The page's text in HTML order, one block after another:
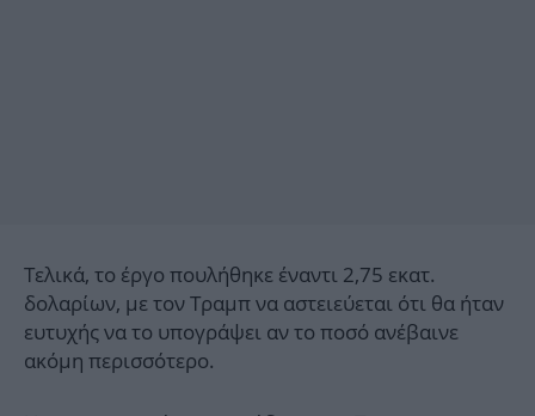
Τελικά, το έργο πουλήθηκε έναντι 2,75 εκατ.
δολαρίων, με τον Τραμπ να αστειεύεται ότι θα ήταν
ευτυχής να το υπογράψει αν το ποσό ανέβαινε
ακόμη περισσότερο.